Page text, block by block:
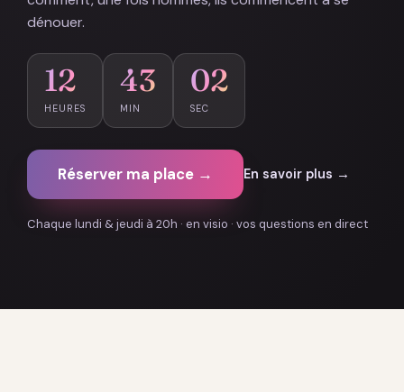
dénouer.
12
HEURES
43
MIN
01
SEC
Réserver ma place → En savoir plus →
Chaque lundi & jeudi à 20h · en visio · vos questions en direct